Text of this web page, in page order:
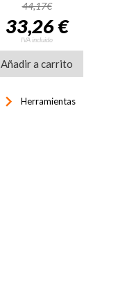
44,17€
33,26 €
IVA incluido
Añadir a carrito
keyboard_arrow_right Herramientas